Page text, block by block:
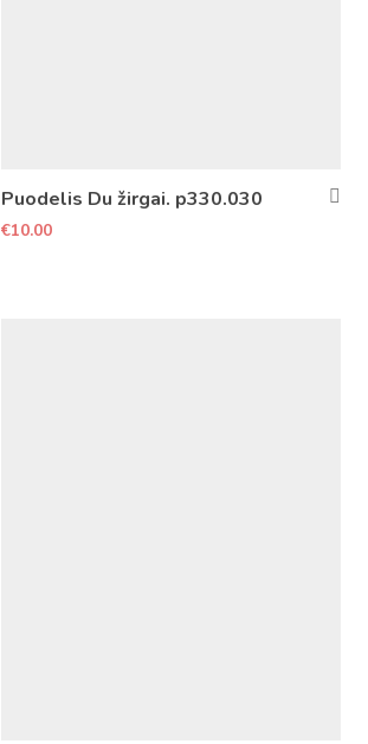
Puodelis Du žirgai. p330.030
€10.00